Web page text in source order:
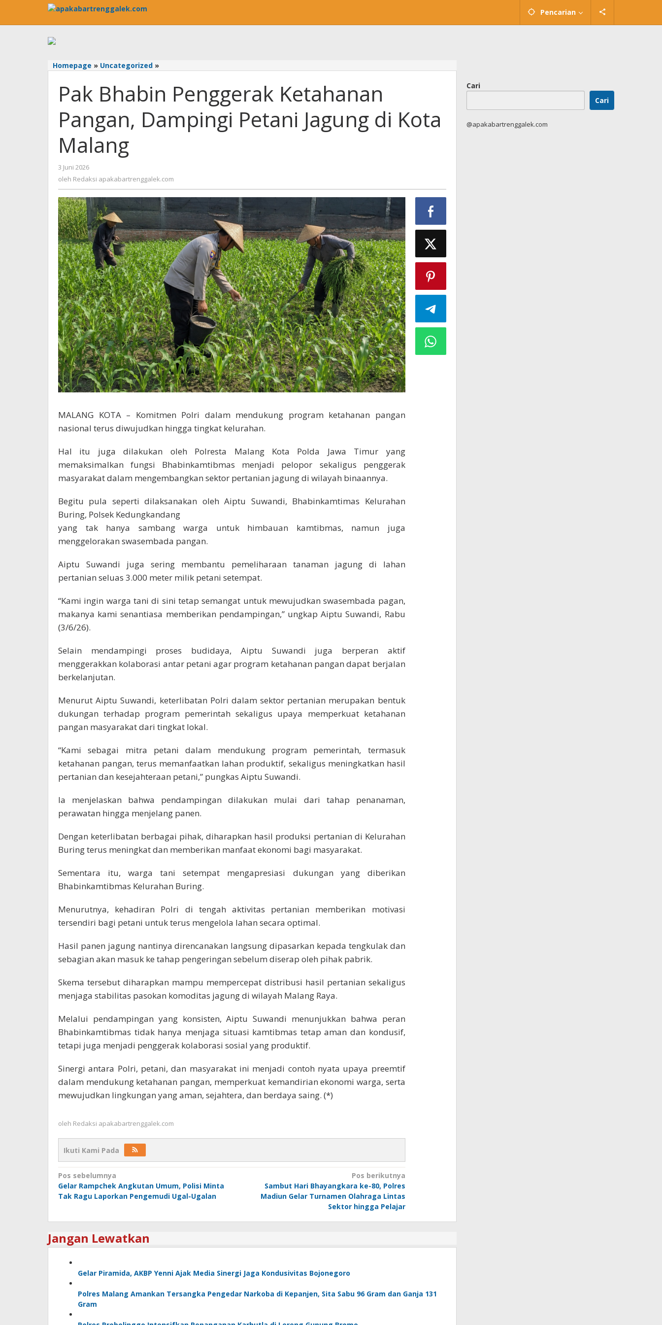
konten
Pencarian
Homepage » Uncategorized »
Penggerak
Ketahanan
Dampingi
Petani
Pak Bhabin Penggerak Ketahanan
Pangan, Dampingi Petani Jagung di Kota
Malang
3 Juni 2026
Redaksi
apakabartrenggalek.com
oleh Redaksi apakabartrenggalek.com
MALANG KOTA – Komitmen Polri dalam mendukung program ketahanan pangan
nasional terus diwujudkan hingga tingkat kelurahan.
Hal itu juga dilakukan oleh Polresta Malang Kota Polda Jawa Timur yang
memaksimalkan fungsi Bhabinkamtibmas menjadi pelopor sekaligus penggerak
masyarakat dalam mengembangkan sektor pertanian jagung di wilayah binaannya.
Begitu pula seperti dilaksanakan oleh Aiptu Suwandi, Bhabinkamtimas Kelurahan
Buring, Polsek Kedungkandang
yang tak hanya sambang warga untuk himbauan kamtibmas, namun juga
menggelorakan swasembada pangan.
Aiptu Suwandi juga sering membantu pemeliharaan tanaman jagung di lahan
pertanian seluas 3.000 meter milik petani setempat.
“Kami ingin warga tani di sini tetap semangat untuk mewujudkan swasembada pagan,
makanya kami senantiasa memberikan pendampingan,” ungkap Aiptu Suwandi, Rabu
(3/6/26).
Selain mendampingi proses budidaya, Aiptu Suwandi juga berperan aktif
menggerakkan kolaborasi antar petani agar program ketahanan pangan dapat berjalan
berkelanjutan.
Menurut Aiptu Suwandi, keterlibatan Polri dalam sektor pertanian merupakan bentuk
dukungan terhadap program pemerintah sekaligus upaya memperkuat ketahanan
pangan masyarakat dari tingkat lokal.
“Kami sebagai mitra petani dalam mendukung program pemerintah, termasuk
ketahanan pangan, terus memanfaatkan lahan produktif, sekaligus meningkatkan hasil
pertanian dan kesejahteraan petani,” pungkas Aiptu Suwandi.
Ia menjelaskan bahwa pendampingan dilakukan mulai dari tahap penanaman,
perawatan hingga menjelang panen.
Dengan keterlibatan berbagai pihak, diharapkan hasil produksi pertanian di Kelurahan
Buring terus meningkat dan memberikan manfaat ekonomi bagi masyarakat.
Sementara itu, warga tani setempat mengapresiasi dukungan yang diberikan
Bhabinkamtibmas Kelurahan Buring.
Menurutnya, kehadiran Polri di tengah aktivitas pertanian memberikan motivasi
tersendiri bagi petani untuk terus mengelola lahan secara optimal.
Hasil panen jagung nantinya direncanakan langsung dipasarkan kepada tengkulak dan
sebagian akan masuk ke tahap pengeringan sebelum diserap oleh pihak pabrik.
Skema tersebut diharapkan mampu mempercepat distribusi hasil pertanian sekaligus
menjaga stabilitas pasokan komoditas jagung di wilayah Malang Raya.
Melalui pendampingan yang konsisten, Aiptu Suwandi menunjukkan bahwa peran
Bhabinkamtibmas tidak hanya menjaga situasi kamtibmas tetap aman dan kondusif,
tetapi juga menjadi penggerak kolaborasi sosial yang produktif.
Sinergi antara Polri, petani, dan masyarakat ini menjadi contoh nyata upaya preemtif
dalam mendukung ketahanan pangan, memperkuat kemandirian ekonomi warga, serta
mewujudkan lingkungan yang aman, sejahtera, dan berdaya saing. (*)
oleh Redaksi apakabartrenggalek.com
Ikuti Kami Pada
Navigasi
pos
Pos sebelumnya
Gelar Rampchek Angkutan Umum, Polisi Minta
Tak Ragu Laporkan Pengemudi Ugal-Ugalan
Pos berikutnya
Sambut Hari Bhayangkara ke-80, Polres
Madiun Gelar Turnamen Olahraga Lintas
Sektor hingga Pelajar
Jangan Lewatkan
Gelar Piramida, AKBP Yenni Ajak Media Sinergi Jaga Kondusivitas Bojonegoro
Polres Malang Amankan Tersangka Pengedar Narkoba di Kepanjen, Sita Sabu 96 Gram dan Ganja 131
Gram
Cari
Cari
@apakabartrenggalek.com